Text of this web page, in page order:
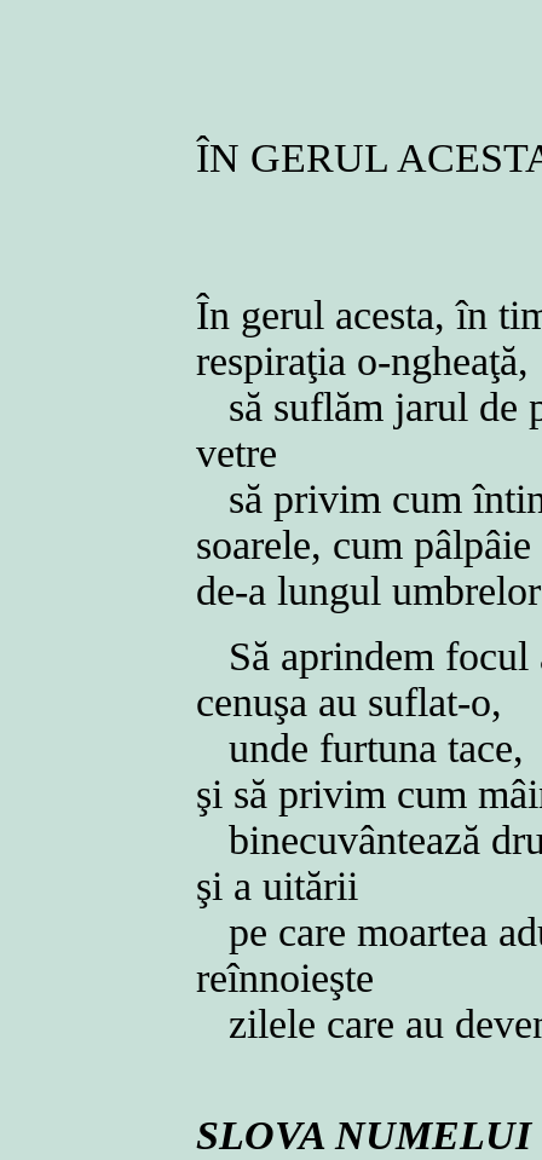
ÎN GERUL
În gerul acesta, în
respiraţia o-ngheaţă,
să suflăm jarul de
vetre
să privim cum
soarele, cum
de-a lungul
Să aprindem
cenuşa au suflat-o,
unde furtuna tace,
şi să privim cum
binecuvântează
şi a uitării
pe care moartea
reînnoieşte
zilele care au
SLOVA NUMELUI